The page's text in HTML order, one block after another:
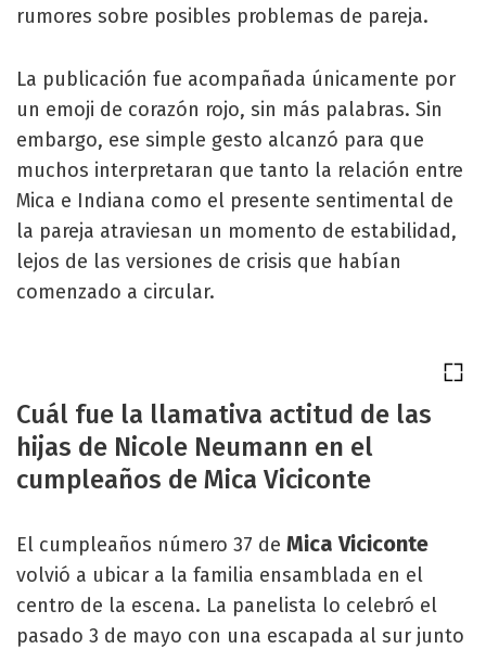
rumores sobre posibles problemas de pareja.
La publicación fue acompañada únicamente por
un emoji de corazón rojo, sin más palabras. Sin
embargo, ese simple gesto alcanzó para que
muchos interpretaran que tanto la relación entre
Mica e Indiana como el presente sentimental de
la pareja atraviesan un momento de estabilidad,
lejos de las versiones de crisis que habían
comenzado a circular.
Cuál fue la llamativa actitud de las
hijas de Nicole Neumann en el
cumpleaños de Mica Viciconte
El cumpleaños número 37 de Mica Viciconte
volvió a ubicar a la familia ensamblada en el
centro de la escena. La panelista lo celebró el
pasado 3 de mayo con una escapada al sur junto